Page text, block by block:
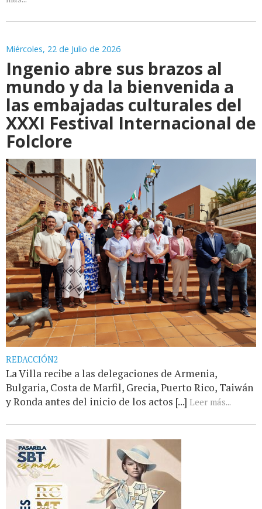
Miércoles, 22 de Julio de 2026
Ingenio abre sus brazos al
mundo y da la bienvenida a
las embajadas culturales del
XXXI Festival Internacional de
Folclore
REDACCIÓN2
La Villa recibe a las delegaciones de Armenia,
Bulgaria, Costa de Marfil, Grecia, Puerto Rico, Taiwán
y Ronda antes del inicio de los actos [...] Leer más...